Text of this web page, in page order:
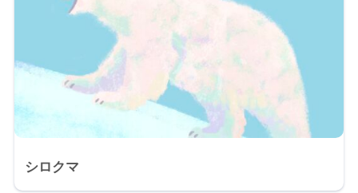
シロクマ